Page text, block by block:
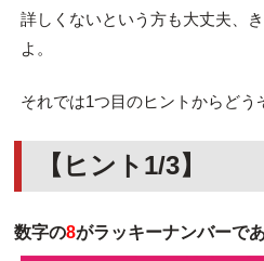
詳しくないという方も大丈夫、
よ。
それでは1つ目のヒントからどう
【ヒント1/3】
数字の8がラッキーナンバーであ